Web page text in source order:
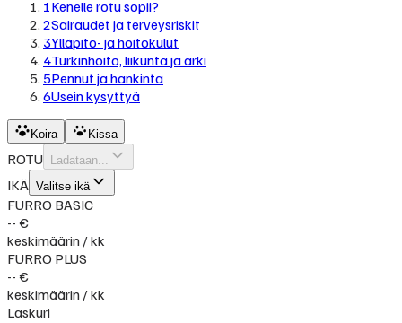
1Kenelle rotu sopii?
2Sairaudet ja terveysriskit
3Ylläpito- ja hoitokulut
4Turkinhoito, liikunta ja arki
5Pennut ja hankinta
6Usein kysyttyä
Koira Kissa
ROTU Ladataan...
IKÄ Valitse ikä
FURRO BASIC
-- €
keskimäärin / kk
FURRO PLUS
-- €
keskimäärin / kk
Laskuri